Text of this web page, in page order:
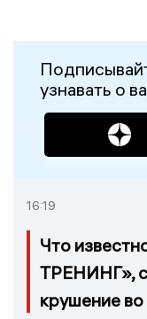
узнавать о
16:19
Что
ТРЕНИНГ»,
крушение